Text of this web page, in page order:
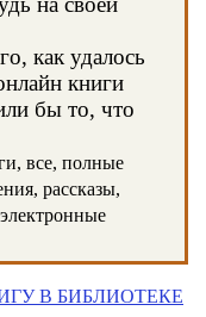
как удалось
книги
бы то, что
все, полные
рассказы,
В БИБЛИОТЕКЕ